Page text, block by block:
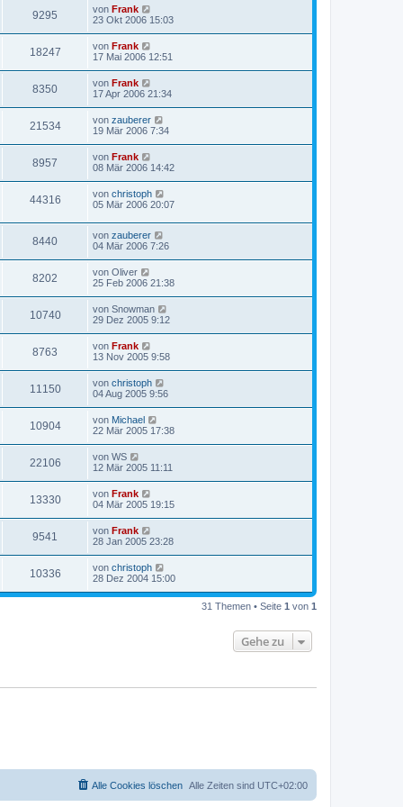
9295 von Frank
23 Okt 2006 15:03
18247 von Frank
17 Mai 2006 12:51
8350 von Frank
17 Apr 2006 21:34
21534 von zauberer
19 Mär 2006 7:34
8957 von Frank
08 Mär 2006 14:42
44316 von christoph
05 Mär 2006 20:07
8440 von zauberer
04 Mär 2006 7:26
8202 von Oliver
25 Feb 2006 21:38
10740 von Snowman
29 Dez 2005 9:12
8763 von Frank
13 Nov 2005 9:58
11150 von christoph
04 Aug 2005 9:56
10904 von Michael
22 Mär 2005 17:38
22106 von WS
12 Mär 2005 11:11
13330 von Frank
04 Mär 2005 19:15
9541 von Frank
28 Jan 2005 23:28
10336 von christoph
28 Dez 2004 15:00
31 Themen • Seite 1 von 1
Gehe zu
Alle Zeiten sind UTC+02:00
Alle Cookies löschen